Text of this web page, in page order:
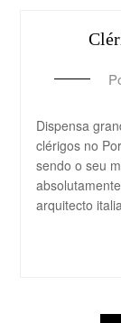
Dispensa
clérigos no
sendo o seu
arquitecto